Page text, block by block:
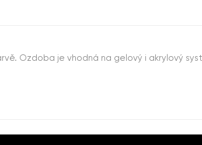
Ozdoba je vhodná na gelový i akrylový